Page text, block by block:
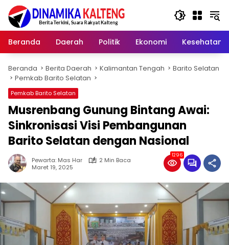
Langsung
konten
Beranda
Daerah Politik Ekonomi Kesehatan
Beranda Berita Daerah Kalimantan Tengah
Barito Selatan
Pemkab Barito Selatan
Pemkab Barito Selatan
Musrenbang Gunung Bintang Awai:
Sinkronisasi Visi Pembangunan
Barito Selatan dengan Nasional
Pewarta: Mas Har
2 Min Baca
Maret 19, 2025
1296